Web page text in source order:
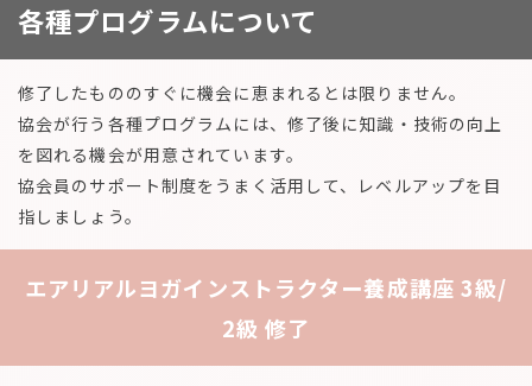
各種プログラムについて
修了したもののすぐに機会に恵まれるとは限りません。
協会が行う各種プログラムには、修了後に知識・技術の向上
を図れる機会が用意されています。
協会員のサポート制度をうまく活用して、レベルアップを目
指しましょう。
エアリアルヨガインストラクター養成講座 3級/
2級 修了